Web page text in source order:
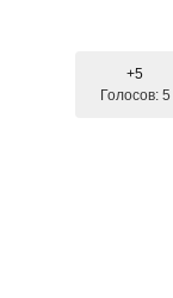
+5
Голосов: 5